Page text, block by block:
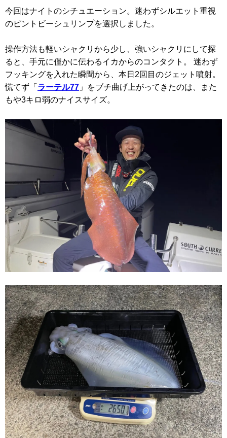
今回はナイトのシチュエーション。迷わずシルエット重視
のピントビーシュリンプを選択しました。
操作方法も軽いシャクリから少し、強いシャクリにして探
ると、手元に僅かに伝わるイカからのコンタクト。 迷わず
フッキングを入れた瞬間から、本日2回目のジェット噴射。
慌てず「 ラーテル77 」をブチ曲げ上がってきたのは、また
もや3キロ弱のナイスサイズ。